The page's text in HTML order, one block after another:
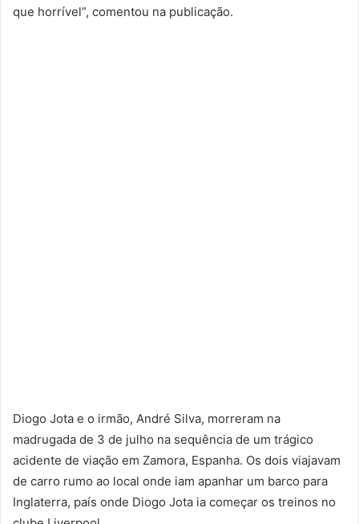
que horrível”, comentou na publicação.
Diogo Jota e o irmão, André Silva, morreram na
madrugada de 3 de julho na sequência de um trágico
acidente de viação em Zamora, Espanha. Os dois viajavam
de carro rumo ao local onde iam apanhar um barco para
Inglaterra, país onde Diogo Jota ia começar os treinos no